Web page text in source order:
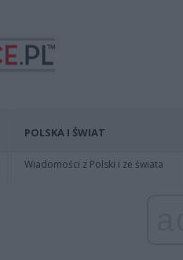
POLSKA I ŚWIAT
Wiadomości z Polski i ze świata